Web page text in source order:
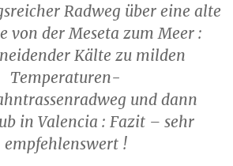
Radweg über eine alte
von der Meseta zum Meer :
Kälte zu milden
Temperaturen-
und dann
in Valencia : Fazit – sehr
empfehlenswert !